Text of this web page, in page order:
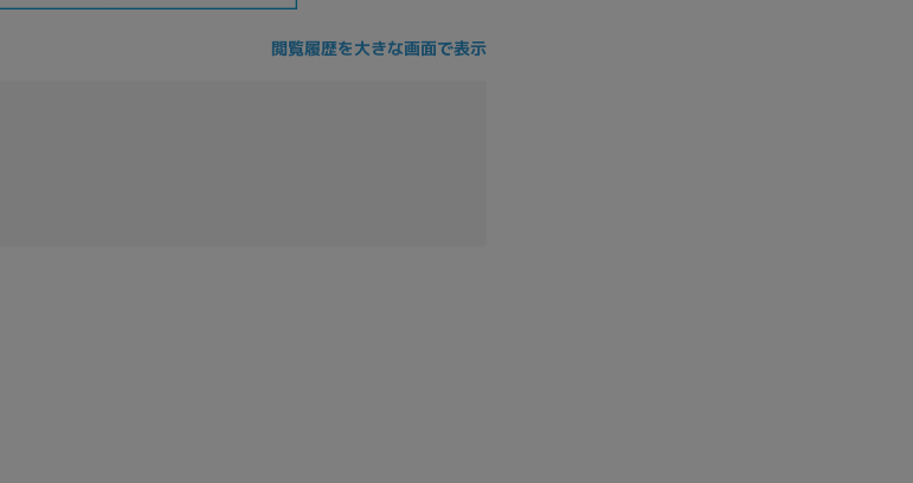
閲覧履歴を大きな画面で表示
モニタサイズ